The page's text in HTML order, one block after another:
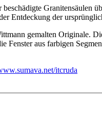
Entdeckung der
gemalten Originale.
Fenster aus farbigen
itcruda